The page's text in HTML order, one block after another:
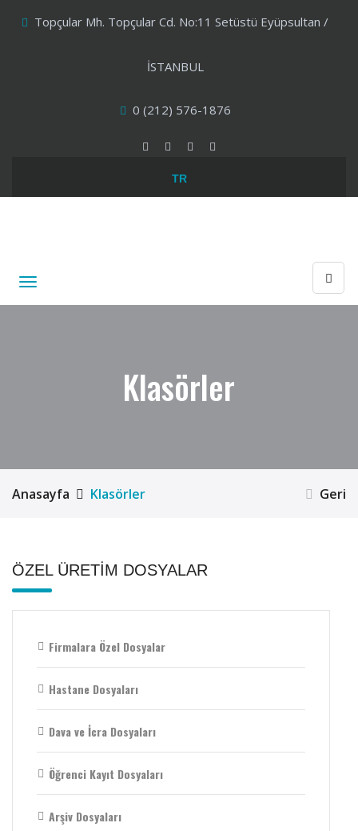
Topçular Mh. Topçular Cd. No:11 Setüstü Eyüpsultan /
İSTANBUL
0 (212) 576-1876
TR
Klasörler
Anasayfa Klasörler Geri
ÖZEL ÜRETİM DOSYALAR
Firmalara Özel Dosyalar
Hastane Dosyaları
Dava ve İcra Dosyaları
Öğrenci Kayıt Dosyaları
Arşiv Dosyaları